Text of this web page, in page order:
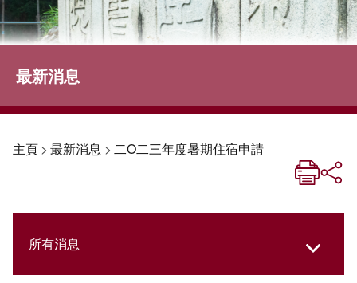
最新消息
主頁> 最新消息 > 二O二三年度暑期住宿申請
所有消息